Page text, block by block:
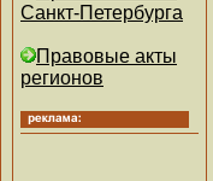
Санкт-Петербурга
Правовые акты
регионов